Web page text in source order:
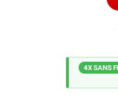
4X SANS